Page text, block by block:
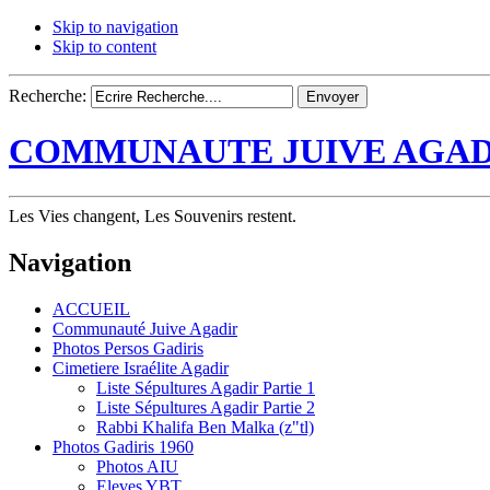
Skip to navigation
Skip to content
Recherche:
COMMUNAUTE JUIVE
Les Vies changent, Les Souvenirs restent.
Navigation
ACCUEIL
Communauté Juive Agadir
Photos Persos Gadiris
Cimetiere Israélite Agadir
Liste Sépultures Agadir Partie 1
Liste Sépultures Agadir Partie 2
Rabbi Khalifa Ben Malka (z"tl)
Photos Gadiris 1960
Photos AIU
Eleves YBT